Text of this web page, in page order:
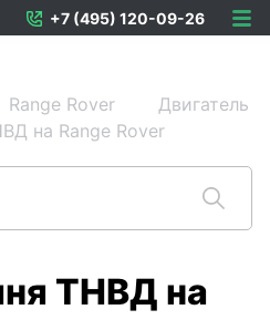
+7 (495) 120-09-26
Range Rover
Двигатель
на Range Rover